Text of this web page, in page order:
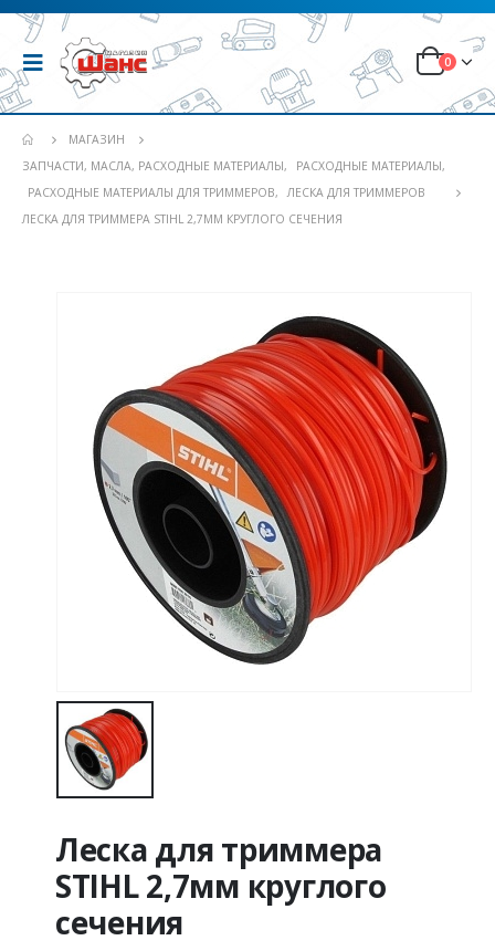
0
МАГАЗИН
ЗАПЧАСТИ, МАСЛА, РАСХОДНЫЕ МАТЕРИАЛЫ, РАСХОДНЫЕ МАТЕРИАЛЫ,
РАСХОДНЫЕ МАТЕРИАЛЫ ДЛЯ ТРИММЕРОВ,
ЛЕСКА ДЛЯ ТРИММЕРОВ
ЛЕСКА ДЛЯ ТРИММЕРА STIHL 2,7ММ КРУГЛОГО СЕЧЕНИЯ
Леска для триммера
STIHL 2,7мм круглого
сечения